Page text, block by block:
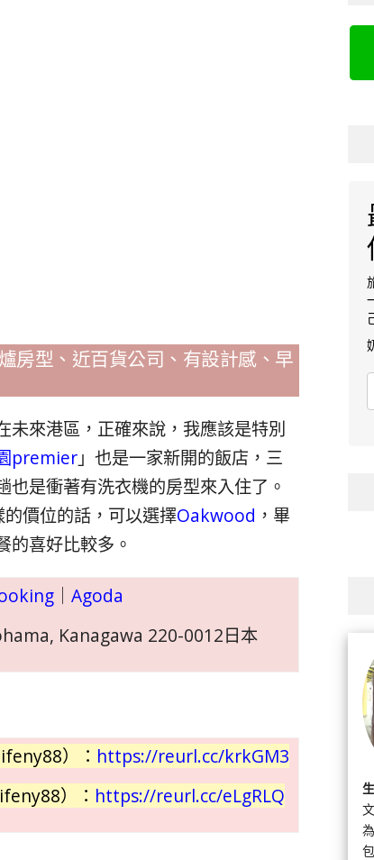
房型、近百貨公司、有設計感、早
未來港區，正確來說，我應該是特別
premier」也是一家新開的飯店，三
是衝著有洗衣機的房型來入住了。
價位的話，可以選擇Oakwood ，畢
的喜好比較多。
｜Agoda
Kanagawa 220-0012日本
）： https://reurl.cc/krkGM3
）： https://reurl.cc/eLgRLQ